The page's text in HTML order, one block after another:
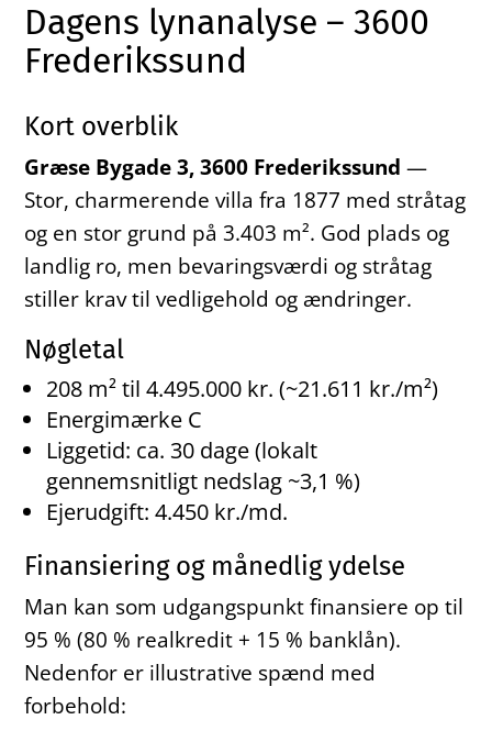
Dagens lynanalyse – 3600
Frederikssund
Kort overblik
Græse Bygade 3, 3600 Frederikssund —
Stor, charmerende villa fra 1877 med stråtag
og en stor grund på 3.403 m². God plads og
landlig ro, men bevaringsværdi og stråtag
stiller krav til vedligehold og ændringer.
Nøgletal
208 m² til 4.495.000 kr. (~21.611 kr./m²)
Energimærke C
Liggetid: ca. 30 dage (lokalt
gennemsnitligt nedslag ~3,1 %)
Ejerudgift: 4.450 kr./md.
Finansiering og månedlig ydelse
Man kan som udgangspunkt finansiere op til
95 % (80 % realkredit + 15 % banklån).
Nedenfor er illustrative spænd med
forbehold: